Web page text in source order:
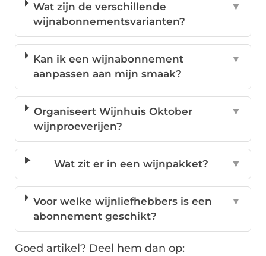
Wat zijn de verschillende
wijnabonnementsvarianten?
▼
Kan ik een wijnabonnement
aanpassen aan mijn smaak?
▼
Organiseert Wijnhuis Oktober
wijnproeverijen?
▼
Wat zit er in een wijnpakket? ▼
Voor welke wijnliefhebbers is een
abonnement geschikt?
▼
Goed artikel? Deel hem dan op: